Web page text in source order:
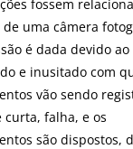
fossem
uma câmera
é dada devido
e inusitado com
vão sendo
curta, falha, e os
são dispostos,